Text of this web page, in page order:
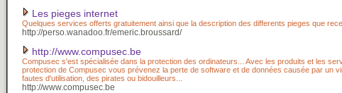
Les pieges internet
Quelques services offerts gratuitement ainsi que la description des differents pieges que
http://perso.wanadoo.fr/emeric.broussard/
http://www.compusec.be
Compusec s'est spécialisée dans la protection des ordinateurs... Avec les produits et les
protection de Compusec vous prévenez la perte de software et de données causée par un
fautes d'utilisation, des pirates ou bidouilleurs...
http://www.compusec.be